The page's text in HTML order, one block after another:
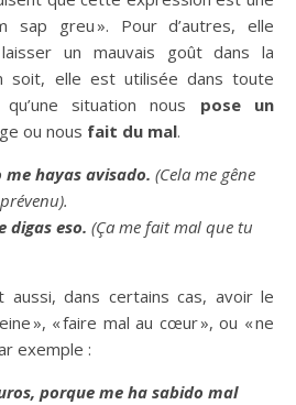
sap greu ». Pour d’autres, elle
laisser un mauvais goût dans la
soit, elle est utilisée dans toute
situation nous pose un
ou nous fait du mal.
me hayas avisado. (Cela me gêne
digas eso. (Ça me fait mal que tu
aussi, dans certains cas, avoir le
», « faire mal au cœur », ou « ne
exemple :
, porque me ha sabido mal